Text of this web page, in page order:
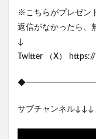
※こちらがプレゼン
返信がなかったら、
↓
Twitter （X）
サブチャンネル↓↓↓